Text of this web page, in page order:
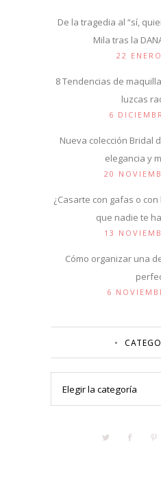
De la tragedia al “sí,
Mila tras la
22
8 Tendencias de
luzcas
6
Nueva colección Bridal
elegancia y
20
¿Casarte con gafas o
que nadie te
13
Cómo organizar una
6